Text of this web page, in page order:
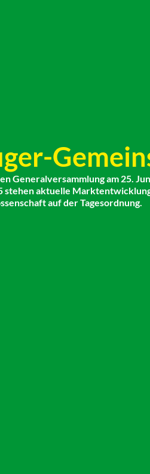
Generalversammlung am 25.
stehen aktuelle
auf der Tagesordnung.